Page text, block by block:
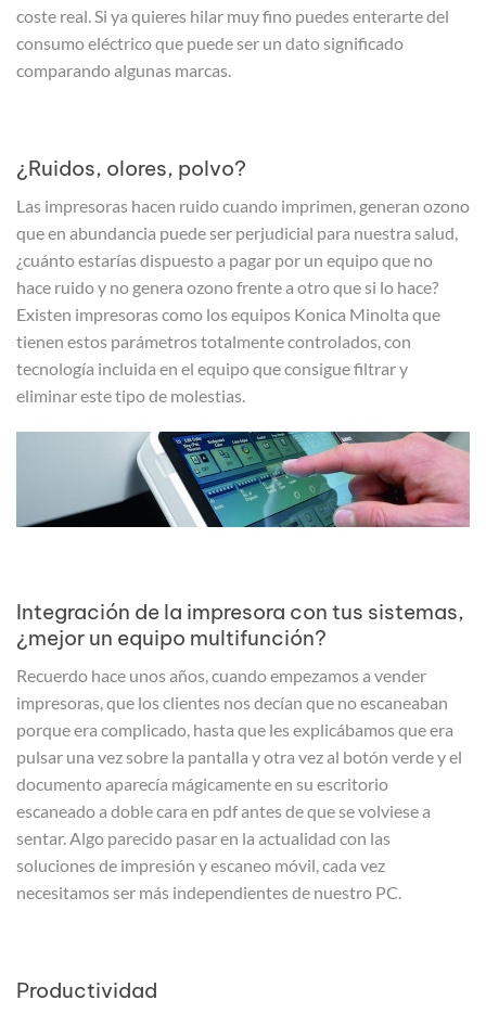
coste real. Si ya quieres hilar muy fino puedes enterarte del
consumo eléctrico que puede ser un dato significado
comparando algunas marcas.
¿Ruidos, olores, polvo?
Las impresoras hacen ruido cuando imprimen, generan ozono
que en abundancia puede ser perjudicial para nuestra salud,
¿cuánto estarías dispuesto a pagar por un equipo que no
hace ruido y no genera ozono frente a otro que si lo hace?
Existen impresoras como los equipos Konica Minolta que
tienen estos parámetros totalmente controlados, con
tecnología incluida en el equipo que consigue filtrar y
eliminar este tipo de molestias.
Integración de la impresora con tus sistemas,
¿mejor un equipo multifunción?
Recuerdo hace unos años, cuando empezamos a vender
impresoras, que los clientes nos decían que no escaneaban
porque era complicado, hasta que les explicábamos que era
pulsar una vez sobre la pantalla y otra vez al botón verde y el
documento aparecía mágicamente en su escritorio
escaneado a doble cara en pdf antes de que se volviese a
sentar. Algo parecido pasar en la actualidad con las
soluciones de impresión y escaneo móvil, cada vez
necesitamos ser más independientes de nuestro PC.
Productividad